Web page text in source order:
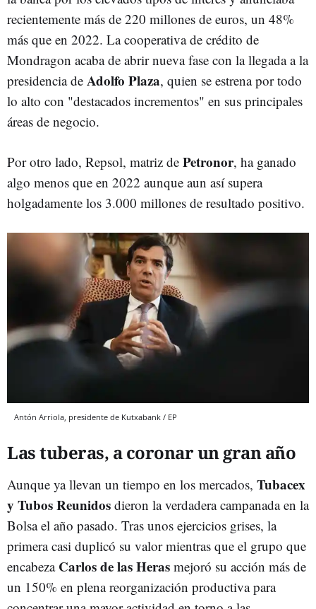
recientemente más de 220 millones de euros, un 48%
más que en 2022. La cooperativa de crédito de
Mondragon acaba de abrir nueva fase con la llegada a la
presidencia de Adolfo Plaza, quien se estrena por todo
lo alto con "destacados incrementos" en sus principales
áreas de negocio.
Por otro lado, Repsol, matriz de Petronor, ha ganado
algo menos que en 2022 aunque aun así supera
holgadamente los 3.000 millones de resultado positivo.
Antón Arriola, presidente de Kutxabank / EP
Las tuberas, a coronar un gran año
Aunque ya llevan un tiempo en los mercados, Tubacex
y Tubos Reunidos dieron la verdadera campanada en la
Bolsa el año pasado. Tras unos ejercicios grises, la
primera casi duplicó su valor mientras que el grupo que
encabeza Carlos de las Heras mejoró su acción más de
un 150% en plena reorganización productiva para